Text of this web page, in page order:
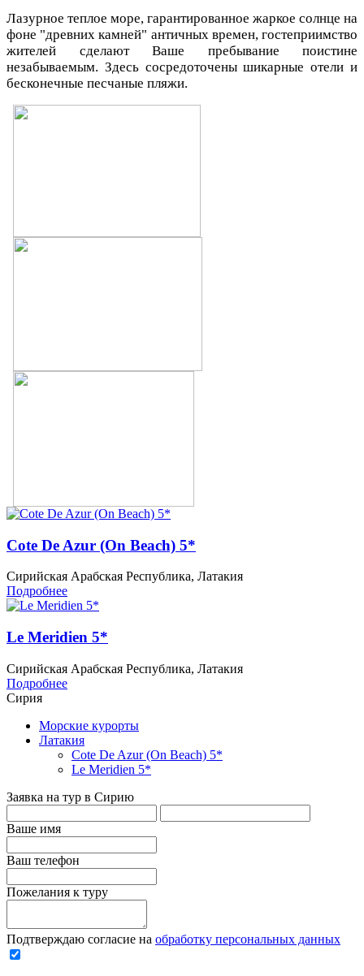
Лазурное теплое море, гарантированное жаркое солнце на
фоне "древних камней" античных времен, гостеприимство
жителей сделают Ваше пребывание поистине
незабываемым. Здесь сосредоточены шикарные отели и
бесконечные песчаные пляжи.
Cote De Azur (On Beach) 5*
Сирийская Арабская Республика, Латакия
Подробнее
Le Meridien 5*
Сирийская Арабская Республика, Латакия
Подробнее
Сирия
Морские курорты
Латакия
Cote De Azur (On Beach) 5*
Le Meridien 5*
Заявка на тур в Сирию
Ваше имя
Ваш телефон
Пожелания к туру
Подтверждаю согласие на обработку персональных данных